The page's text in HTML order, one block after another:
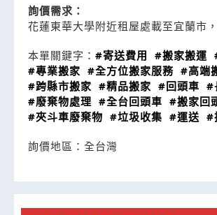
詢價需求：
花蓮東華大學附近租屋處載至宜蘭市
本單關鍵字： #寄送費用 #搬家搬運
#專業搬家 #全方位搬家服務 #高端
#跨縣市搬家 #精品搬家 #回頭車 #
#廢棄物處理 #全台回頭車 #搬家回
#夾斗車廢棄物 #垃圾收集 #運送 #
詢價地區： 全台灣